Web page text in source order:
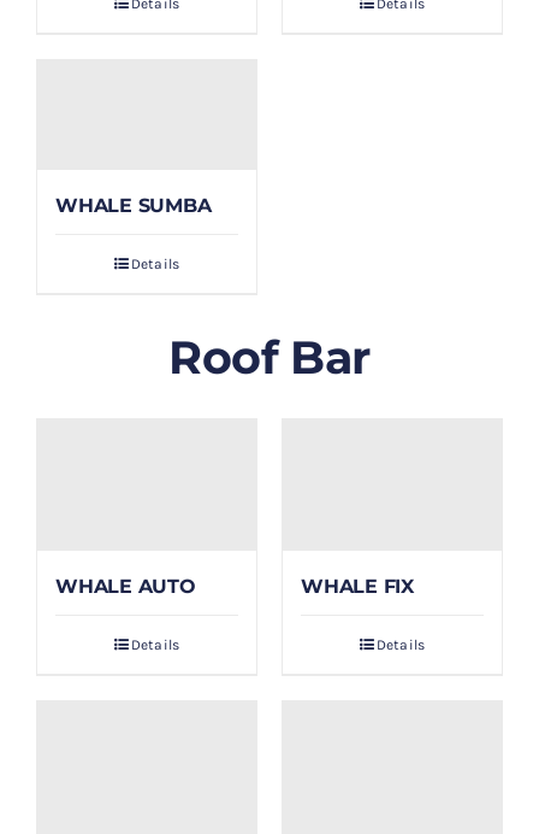
Details Details
WHALE SUMBA
Details
Roof Bar
WHALE AUTO
Details
WHALE FIX
Details